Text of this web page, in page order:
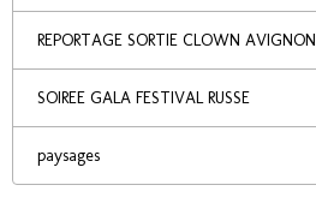
REPORTAGE SORTIE CLOWN AVIGNON
SOIREE GALA FESTIVAL RUSSE
paysages